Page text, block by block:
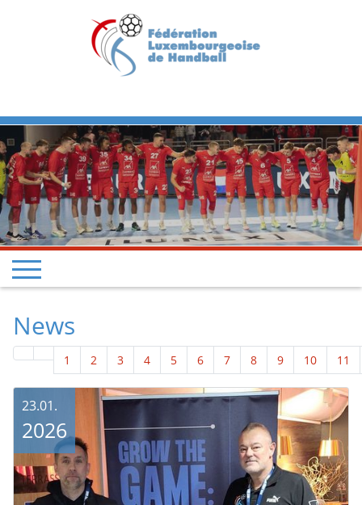
Previous Next
News
1 2 3 4 5 6 7 8 9 10 11
23.01.
2026